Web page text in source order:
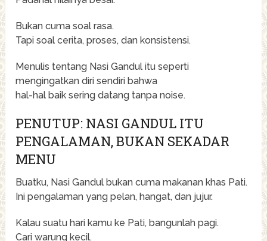
Bukan cuma soal rasa.
Tapi soal cerita, proses, dan konsistensi.
Menulis tentang Nasi Gandul itu seperti
mengingatkan diri sendiri bahwa
hal-hal baik sering datang tanpa noise.
PENUTUP: NASI GANDUL ITU
PENGALAMAN, BUKAN SEKADAR
MENU
Buatku, Nasi Gandul bukan cuma makanan khas Pati.
Ini pengalaman yang pelan, hangat, dan jujur.
Kalau suatu hari kamu ke Pati, bangunlah pagi.
Cari warung kecil.